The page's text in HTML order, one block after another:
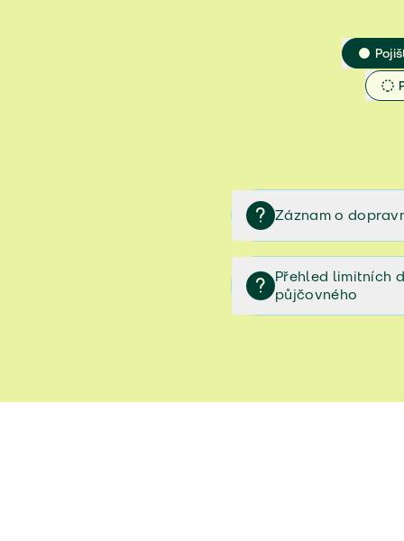
Záznam o
Záznam o dopravní
Přehled limitních
půjčovného